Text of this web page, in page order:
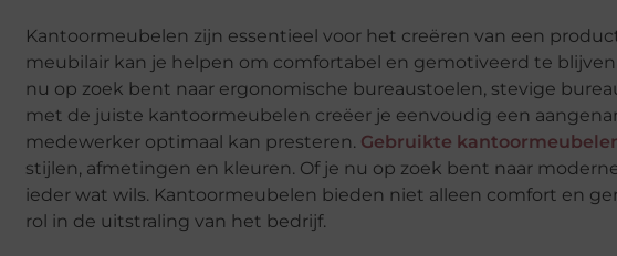
Kantoormeubelen zijn essentieel voor het creëren van een
meubilair kan je helpen om comfortabel en gemotiveerd te
nu op zoek bent naar ergonomische bureaustoelen, stevige
met de juiste kantoormeubelen creëer je eenvoudig een
medewerker optimaal kan presteren. Gebruikte
stijlen, afmetingen en kleuren. Of je nu op zoek bent naar
ieder wat wils. Kantoormeubelen bieden niet alleen comfort en
rol in de uitstraling van het bedrijf.